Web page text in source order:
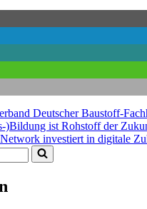
Deutscher Baustoff-
)Bildung ist Rohstoff der
investiert in digitale